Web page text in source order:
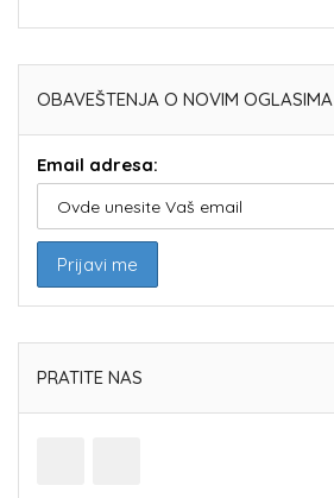
OBAVEŠTENJA O NOVIM OGLASIMA
Email adresa:
PRATITE NAS